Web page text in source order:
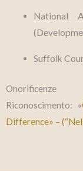
National
Suffolk
Onorificenze
Riconoscimento: «
Difference» –